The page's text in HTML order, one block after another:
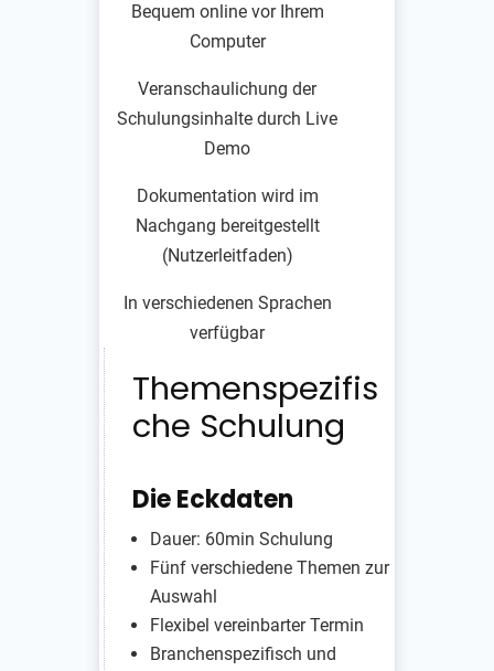
Bequem online vor Ihrem
Computer
Veranschaulichung der
Schulungsinhalte durch Live
Demo
Dokumentation wird im
Nachgang bereitgestellt
(Nutzerleitfaden)
In verschiedenen Sprachen
verfügbar
Themenspezifis
che Schulung
Die Eckdaten
Dauer: 60min Schulung
Fünf verschiedene Themen zur
Auswahl
Flexibel vereinbarter Termin
Branchenspezifisch und